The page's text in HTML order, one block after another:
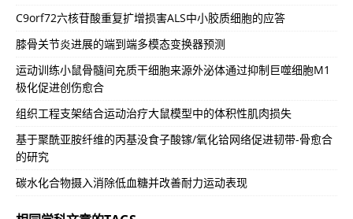
C9orf72六核苷酸重复扩增损害ALS中小胶质细胞的应答
膝骨关节炎进展的端到端多模态变换器预测
运动训练小鼠骨髓间充质干细胞来源外泌体通过抑制巨噬细胞M1
极化促进创伤愈合
组织工程支架结合运动治疗大鼠模型中的体积性肌肉损失
基于聚酰亚胺纤维的丙基没食子酸镓/氧化铪网络促进韧带-骨愈合
的研究
碳水化合物摄入消除低血糖并改善耐力运动表现